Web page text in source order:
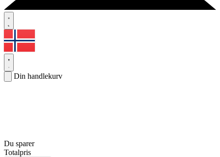
Din handlekurv
Du sparer
Totalpris